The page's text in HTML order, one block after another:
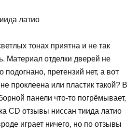
тонах приятна и не так
Материал отделки дверей не
подогнано, претензий нет, а вот
проклеена или пластик такой? В
панели что-то погрёмывает,
CD отзывы ниссан тиида латио
играет ничего, но по отзывы